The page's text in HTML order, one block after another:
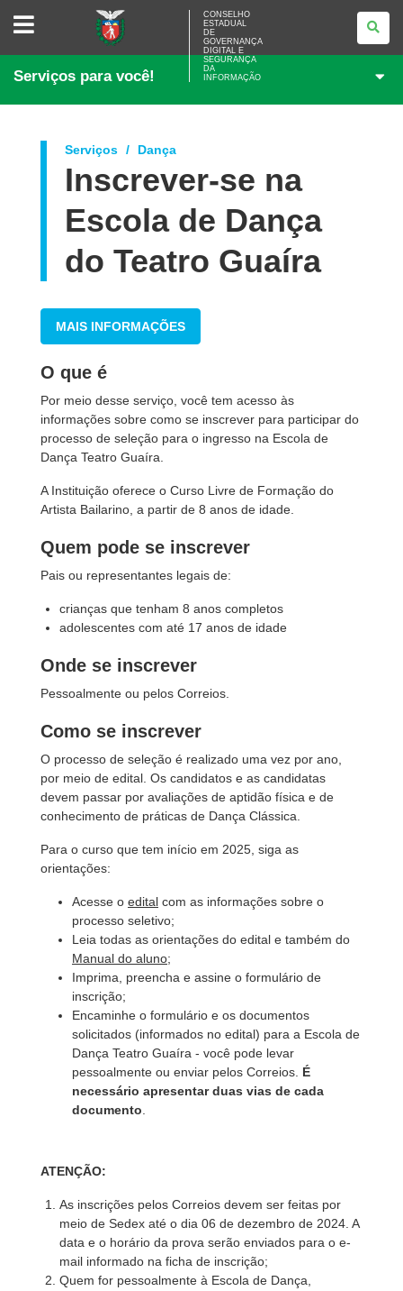
CONSELHO
ESTADUAL
GOVERNANÇA
E
DA
CONSELHO
ESTADUAL
DE
GOVERNANÇA
DIGITAL E
SEGURANÇA
DA
INFORMAÇÃO
Serviços para você!
Serviços Dança
Inscrever-se na
Escola de Dança
do Teatro Guaíra
MAIS INFORMAÇÕES
O que é
Por meio desse serviço, você tem acesso às
informações sobre como se inscrever para participar do
processo de seleção para o ingresso na Escola de
Dança Teatro Guaíra.
A Instituição oferece o Curso Livre de Formação do
Artista Bailarino, a partir de 8 anos de idade.
Quem pode se inscrever
Pais ou representantes legais de:
crianças que tenham 8 anos completos
adolescentes com até 17 anos de idade
Onde se inscrever
Pessoalmente ou pelos Correios.
Como se inscrever
O processo de seleção é realizado uma vez por ano,
por meio de edital. Os candidatos e as candidatas
devem passar por avaliações de aptidão física e de
conhecimento de práticas de Dança Clássica.
Para o curso que tem início em 2025, siga as
orientações:
Acesse o edital com as informações sobre o
processo seletivo;
Leia todas as orientações do edital e também do
Manual do aluno;
Imprima, preencha e assine o formulário de
inscrição;
Encaminhe o formulário e os documentos
solicitados (informados no edital) para a Escola de
Dança Teatro Guaíra - você pode levar
pessoalmente ou enviar pelos Correios. É
necessário apresentar duas vias de cada
documento
ATENÇÃO:
As inscrições pelos Correios devem ser feitas por
meio de Sedex até o dia 06 de dezembro de 2024. A
data e o horário da prova serão enviados para o e-
mail informado na ficha de inscrição;
Quem for pessoalmente à Escola de Dança,